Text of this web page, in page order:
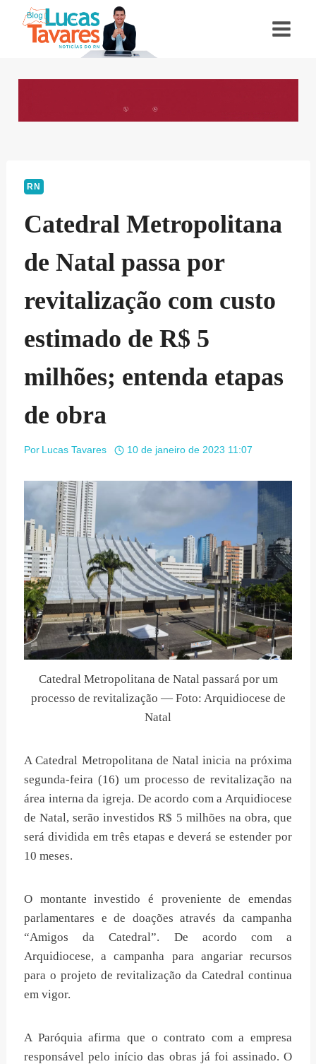
RN
Catedral Metropolitana
de Natal passa por
revitalização com custo
estimado de R$ 5
milhões; entenda etapas
de obra
Por Lucas Tavares 10 de janeiro de 2023 11:07
Catedral Metropolitana de Natal passará por um
processo de revitalização — Foto: Arquidiocese de
Natal
A Catedral Metropolitana de Natal inicia na próxima
segunda-feira (16) um processo de revitalização na
área interna da igreja. De acordo com a Arquidiocese
de Natal, serão investidos R$ 5 milhões na obra, que
será dividida em três etapas e deverá se estender por
10 meses.
O montante investido é proveniente de emendas
parlamentares e de doações através da campanha
“Amigos da Catedral”. De acordo com a
Arquidiocese, a campanha para angariar recursos
para o projeto de revitalização da Catedral continua
em vigor.
A Paróquia afirma que o contrato com a empresa
responsável pelo início das obras já foi assinado. O